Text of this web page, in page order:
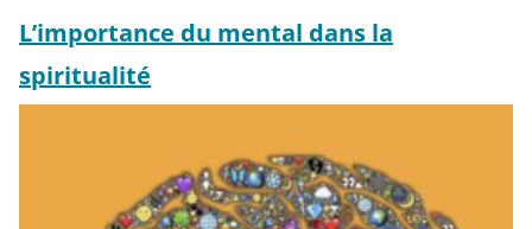
L’importance du mental dans la
spiritualité